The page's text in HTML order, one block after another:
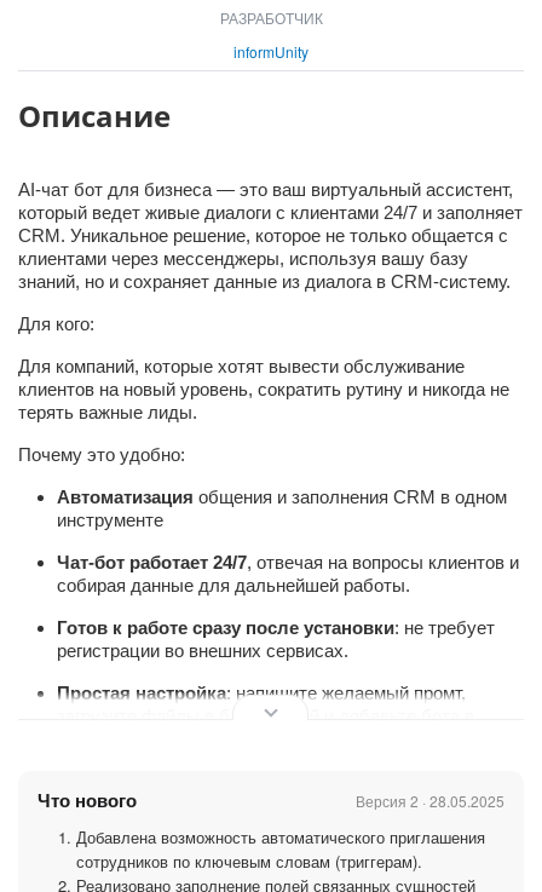
РАЗРАБОТЧИК
informUnity
Описание
AI-чат бот для бизнеса — это ваш виртуальный ассистент,
который ведет живые диалоги с клиентами 24/7 и заполняет
CRM. Уникальное решение, которое не только общается с
клиентами через мессенджеры, используя вашу базу
знаний, но и сохраняет данные из диалога в CRM-систему.
Для кого:
Для компаний, которые хотят вывести обслуживание
клиентов на новый уровень, сократить рутину и никогда не
терять важные лиды.
Почему это удобно:
Автоматизация общения и заполнения CRM в одном
инструменте
Чат-бот работает 24/7, отвечая на вопросы клиентов и
собирая данные для дальнейшей работы.
Готов к работе сразу после установки: не требует
регистрации во внешних сервисах.
Простая настройка: напишите желаемый промт,
загрузите файлы в базу знаний и добавьте бота в
WhatsApp, Авито, онлайн-чатом на сайте и другими
каналами через Открытые линии Битрикс24.
Что нового Версия 2 · 28.05.2025
Добавлена возможность автоматического приглашения
сотрудников по ключевым словам (триггерам).
Реализовано заполнение полей связанных сущностей